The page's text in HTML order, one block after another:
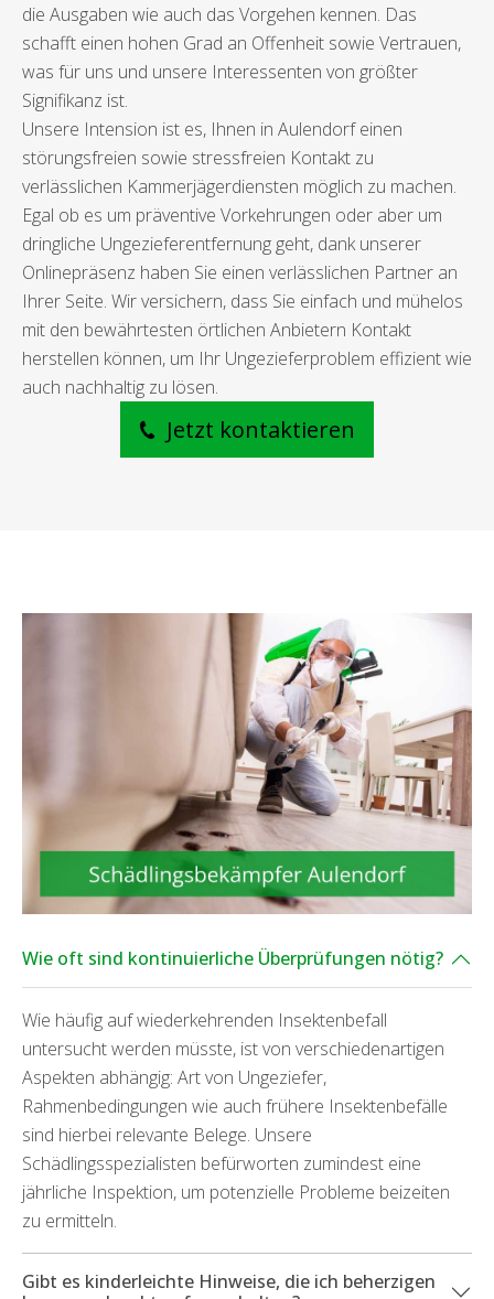
die Ausgaben wie auch das Vorgehen kennen. Das
schafft einen hohen Grad an Offenheit sowie Vertrauen,
was für uns und unsere Interessenten von größter
Signifikanz ist.
Unsere Intension ist es, Ihnen in Aulendorf einen
störungsfreien sowie stressfreien Kontakt zu
verlässlichen Kammerjägerdiensten möglich zu machen.
Egal ob es um präventive Vorkehrungen oder aber um
dringliche Ungezieferentfernung geht, dank unserer
Onlinepräsenz haben Sie einen verlässlichen Partner an
Ihrer Seite. Wir versichern, dass Sie einfach und mühelos
mit den bewährtesten örtlichen Anbietern Kontakt
herstellen können, um Ihr Ungezieferproblem effizient wie
auch nachhaltig zu lösen.
Jetzt kontaktieren
Wie oft sind kontinuierliche Überprüfungen nötig?
Wie häufig auf wiederkehrenden Insektenbefall
untersucht werden müsste, ist von verschiedenartigen
Aspekten abhängig: Art von Ungeziefer,
Rahmenbedingungen wie auch frühere Insektenbefälle
sind hierbei relevante Belege. Unsere
Schädlingsspezialisten befürworten zumindest eine
jährliche Inspektion, um potenzielle Probleme beizeiten
zu ermitteln.
Gibt es kinderleichte Hinweise, die ich beherzigen